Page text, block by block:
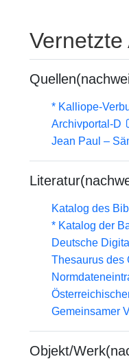
* Kalliope-
Archivportal-D
Jean Paul –
Katalog des
* Katalog der
Deutsche
Thesaurus des
Gemeinsamer
Objekt/